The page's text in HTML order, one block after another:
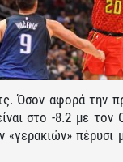
Όσον αφορά την
στο -8.2 με τον
πέρυσι